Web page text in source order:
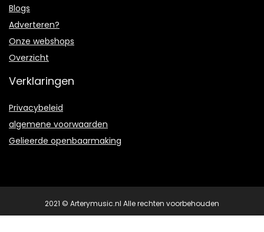
Blogs
Adverteren?
Onze webshops
Overzicht
Verklaringen
Privacybeleid
algemene voorwaarden
Gelieerde openbaarmaking
2021 © Arterymusic.nl Alle rechten voorbehouden